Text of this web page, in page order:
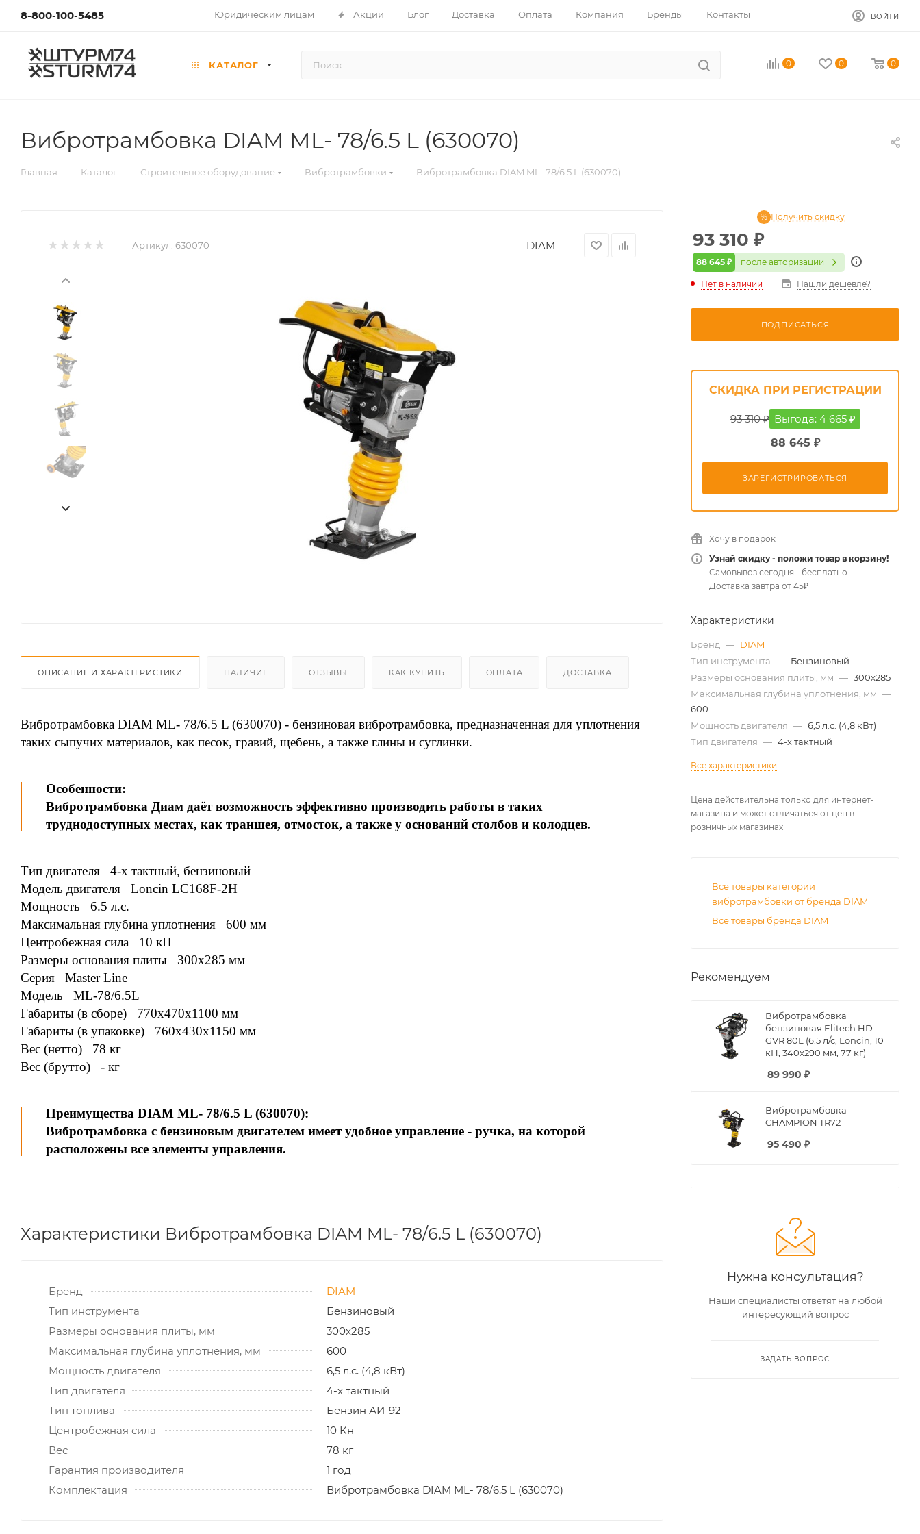
8-800-100-5485 Юридическим лицам Акции Блог Доставка Оплата Компания Бренды Контакты ВОЙТИ
КАТАЛОГ 0 0 0
Вибротрамбовка DIAM ML- 78/6.5 L (630070)
Главная — Каталог — Строительное оборудование — Вибротрамбовки — Вибротрамбовка DIAM ML- 78/6.5 L (630070)
Артикул: 630070 DIAM
ОПИСАНИЕ И ХАРАКТЕРИСТИКИ НАЛИЧИЕ ОТЗЫВЫ КАК КУПИТЬ ОПЛАТА ДОСТАВКА
Вибротрамбовка DIAM ML- 78/6.5 L (630070) - бензиновая вибротрамбовка, предназначенная для уплотнения
таких сыпучих материалов, как песок, гравий, щебень, а также глины и суглинки.
Особенности:
Вибротрамбовка Диам даёт возможность эффективно производить работы в таких
труднодоступных местах, как траншея, отмосток, а также у оснований столбов и колодцев.
Тип двигателя 4-х тактный, бензиновый
Модель двигателя Loncin LC168F-2H
Мощность 6.5 л.с.
Максимальная глубина уплотнения 600 мм
Центробежная сила 10 кН
Размеры основания плиты 300x285 мм
Серия Master Line
Модель ML-78/6.5L
Габариты (в сборе) 770x470x1100 мм
Габариты (в упаковке) 760x430x1150 мм
Вес (нетто) 78 кг
Вес (брутто) - кг
Преимущества DIAM ML- 78/6.5 L (630070):
Вибротрамбовка с бензиновым двигателем имеет удобное управление - ручка, на которой
расположены все элементы управления.
Характеристики Вибротрамбовка DIAM ML- 78/6.5 L (630070)
Бренд
DIAM
Тип инструмента
Бензиновый
Размеры основания плиты, мм
300x285
Максимальная глубина уплотнения, мм
600
Мощность двигателя
6,5 л.с. (4,8 кВт)
Тип двигателя
4-х тактный
Тип топлива
Бензин АИ-92
Центробежная сила
10 Кн
Вес
78 кг
Гарантия производителя
1 год
Комплектация
Вибротрамбовка DIAM ML- 78/6.5 L (630070)
93 310 ₽
88 645 ₽ после авторизации
Получить скидку
Нет в наличии Нашли дешевле?
ПОДПИСАТЬСЯ
СКИДКА ПРИ РЕГИСТРАЦИИ
93 310 ₽ Выгода: 4 665 ₽
88 645 ₽
ЗАРЕГИСТРИРОВАТЬСЯ
Хочу в подарок
Узнай скидку - положи товар в корзину!
Самовывоз сегодня - бесплатно
Доставка завтра от 45₽
Характеристики
Бренд — DIAM
Тип инструмента — Бензиновый
Размеры основания плиты, мм — 300x285
Максимальная глубина уплотнения, мм —
600
Мощность двигателя — 6,5 л.с. (4,8 кВт)
Тип двигателя — 4-х тактный
Все характеристики
Цена действительна только для интернет-
магазина и может отличаться от цен в
розничных магазинах
Все товары категории
вибротрамбовки от бренда DIAM
Все товары бренда DIAM
Рекомендуем
Вибротрамбовка
бензиновая Elitech HD
GVR 80L (6.5 л/с, Loncin, 10
кН, 340x290 мм, 77 кг)
89 990 ₽
Вибротрамбовка
CHAMPION TR72
95 490 ₽
Нужна консультация?
Наши специалисты ответят на любой
интересующий вопрос
ЗАДАТЬ ВОПРОС